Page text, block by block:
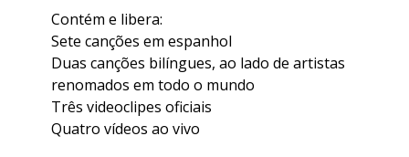
Contém e libera:
Sete canções em espanhol
Duas canções bilíngues, ao lado de artistas
renomados em todo o mundo
Três videoclipes oficiais
Quatro vídeos ao vivo